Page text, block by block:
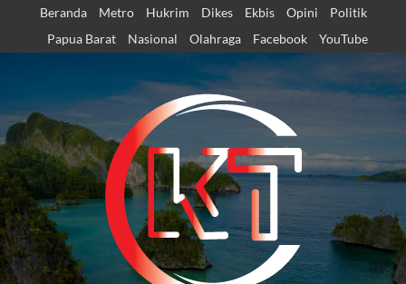
content
Beranda Metro Hukrim Dikes Ekbis Opini
Politik
Papua Barat
Nasional Olahraga Facebook YouTube